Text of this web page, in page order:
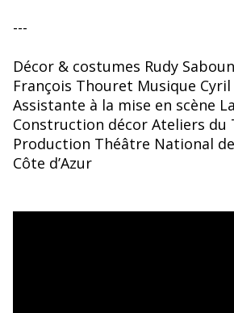
---
Décor & costumes Rudy
François Thouret Musique
Assistante à la mise en scène
Construction décor Ateliers du
Production Théâtre National
Côte d’Azur